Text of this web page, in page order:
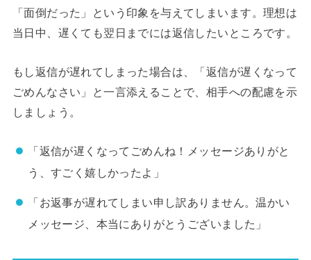
「面倒だった」という印象を与えてしまいます。理想は
当日中、遅くても翌日までには返信したいところです。
もし返信が遅れてしまった場合は、「返信が遅くなって
ごめんなさい」と一言添えることで、相手への配慮を示
しましょう。
「返信が遅くなってごめんね！メッセージありがと
う、すごく嬉しかったよ」
「お返事が遅れてしまい申し訳ありません。温かい
メッセージ、本当にありがとうございました」